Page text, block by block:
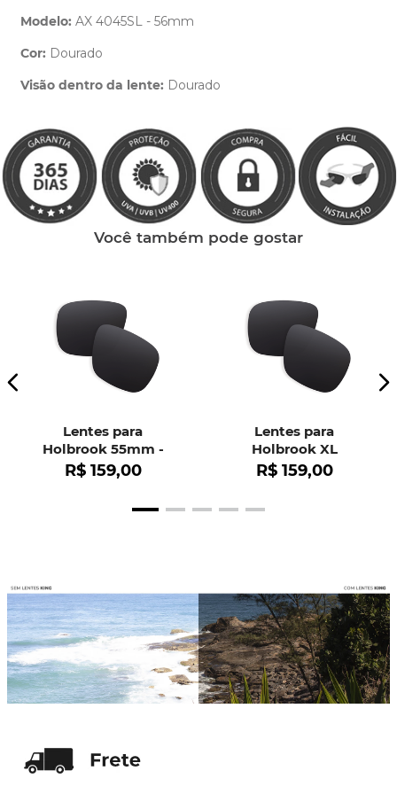
Modelo: AX 4045SL - 56mm
Cor: Dourado
Visão dentro da lente: Dourado
Você também pode gostar
Lentes para
Holbrook 55mm -
OO9102
R$ 159,00
Lentes para
Holbrook XL
R$ 159,00